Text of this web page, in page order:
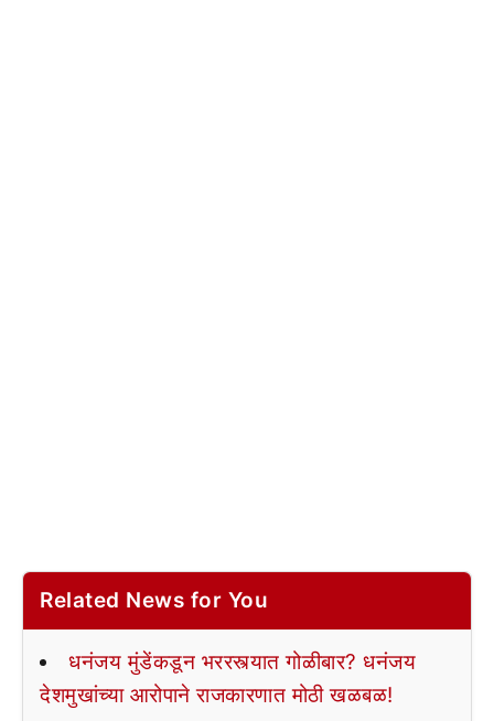
Related News for You
धनंजय मुंडेंकडून भररस्त्यात गोळीबार? धनंजय
देशमुखांच्या आरोपाने राजकारणात मोठी खळबळ!